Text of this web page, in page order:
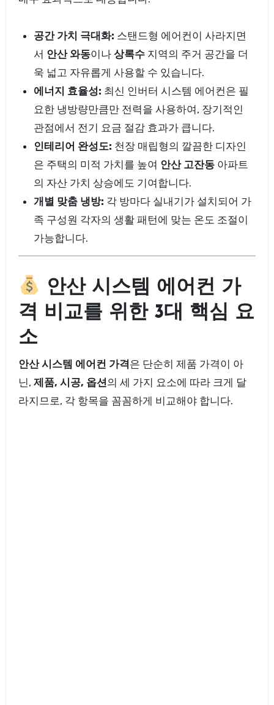
공간 가치 극대화: 스탠드형 에어컨이 사라지면
서 안산 와동이나상록수 지역의 주거 공간을 더
욱 넓고 자유롭게 사용할 수 있습니다.
에너지 효율성: 최신 인버터 시스템 에어컨은 필
요한 냉방량만큼만 전력을 사용하여, 장기적인
관점에서 전기 요금 절감 효과가 큽니다.
인테리어 완성도: 천장 매립형의 깔끔한 디자인
은 주택의 미적 가치를 높여 안산 고잔동 아파트
의 자산 가치 상승에도 기여합니다.
개별 맞춤 냉방: 각 방마다 실내기가 설치되어 가
족 구성원 각자의 생활 패턴에 맞는 온도 조절이
가능합니다.
안산 시스템 에어컨 가
격 비교를 위한 3대 핵심 요
소
안산 시스템 에어컨 가격은 단순히 제품 가격이 아
닌, 제품, 시공, 옵션의 세 가지 요소에 따라 크게 달
라지므로, 각 항목을 꼼꼼하게 비교해야 합니다.